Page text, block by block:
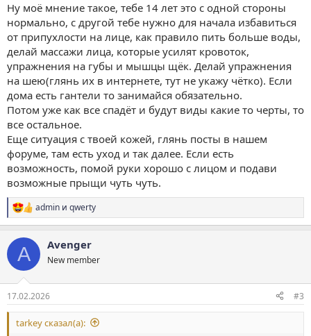
Ну моё мнение такое, тебе 14 лет это с одной стороны
нормально, с другой тебе нужно для начала избавиться
от припухлости на лице, как правило пить больше воды,
делай массажи лица, которые усилят кровоток,
упражнения на губы и мышцы щёк. Делай упражнения
на шею(глянь их в интернете, тут не укажу чётко). Если
дома есть гантели то занимайся обязательно.
Потом уже как все спадёт и будут виды какие то черты, то
все остальное.
Еще ситуация с твоей кожей, глянь посты в нашем
форуме, там есть уход и так далее. Если есть
возможность, помой руки хорошо с лицом и подави
возможные прыщи чуть чуть.
Р
е
к
и
admin и qwerty
A Avenger
New member
17.02.2026 #3
tarkey сказал(а):